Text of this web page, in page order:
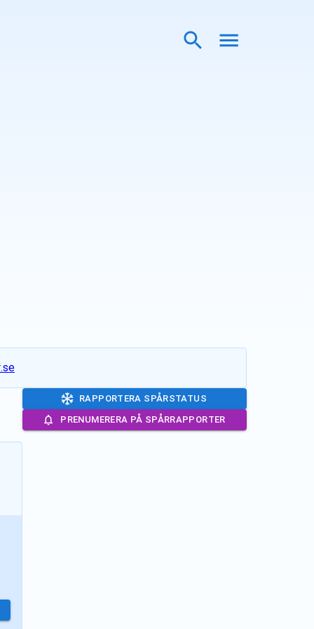
RAPPORTERA SPÅRSTATUS
PRENUMERERA PÅ SPÅRRAPPORTER